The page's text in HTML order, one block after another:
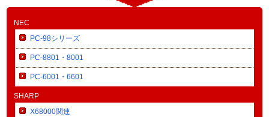
NEC
PC-98シリーズ
PC-8801・8001
PC-6001・6601
SHARP
X68000関連